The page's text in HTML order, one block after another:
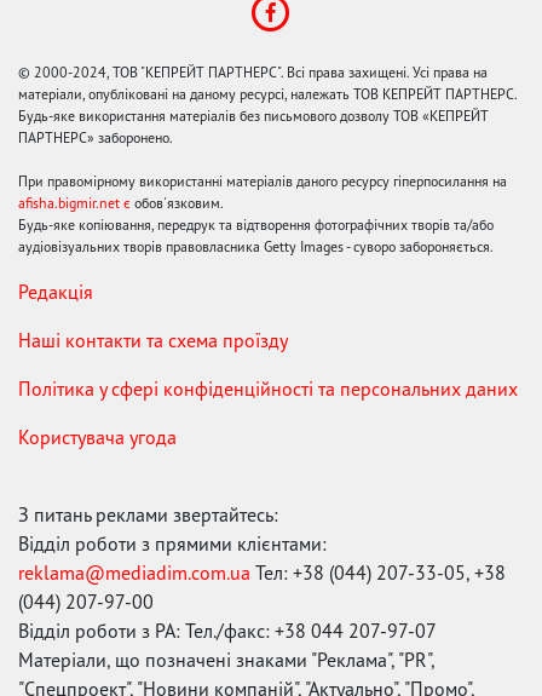
© 2000-2024, ТОВ "КЕПРЕЙТ ПАРТНЕРС". Всі права захищені. Усі права на
матеріали, опубліковані на даному ресурсі, належать ТОВ КЕПРЕЙТ ПАРТНЕРС.
Будь-яке використання матеріалів без письмового дозволу ТОВ «КЕПРЕЙТ
ПАРТНЕРС» заборонено.
При правомірному використанні матеріалів даного ресурсу гіперпосилання на
afisha.bigmir.net є обов'язковим.
Будь-яке копіювання, передрук та відтворення фотографічних творів та/або
аудіовізуальних творів правовласника Getty Images - суворо забороняється.
Редакція
Наші контакти та схема проїзду
Політика у сфері конфіденційності та персональних даних
Користувача угода
З питань реклами звертайтесь:
Відділ роботи з прямими клієнтами:
reklama@mediadim.com.ua Тел: +38 (044) 207-33-05, +38
(044) 207-97-00
Відділ роботи з РА: Тел./факс: +38 044 207-97-07
Матеріали, що позначені знаками "Реклама", "PR",
"Спецпроект", "Новини компаній", "Актуально", "Промо",